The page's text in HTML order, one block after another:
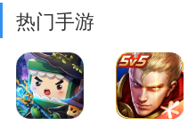
热门手游